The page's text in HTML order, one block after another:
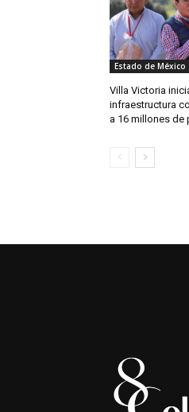
Estado de México
Villa Victoria
infraestructura
a 16 millones de